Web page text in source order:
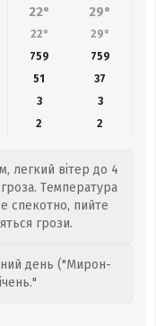
22° 29°
22° 29°
759 759
51 37
3
3
2 2
легкий вітер до 4
Температура
спекотно, пийте
грози.
день ("Мирон-